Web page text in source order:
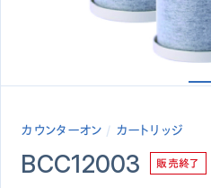
カウンターオン カートリッジ
BCC12003 販売終了